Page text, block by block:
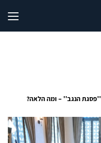
''פסגת הנגב'' – ומה הלאה?